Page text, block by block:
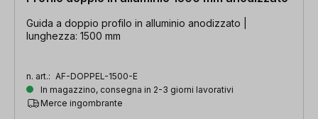
Guida a doppio profilo in alluminio anodizzato |
lunghezza: 1500 mm
n. art.: AF-DOPPEL-1500-E
In magazzino, consegna in 2-3 giorni lavorativi
Merce ingombrante